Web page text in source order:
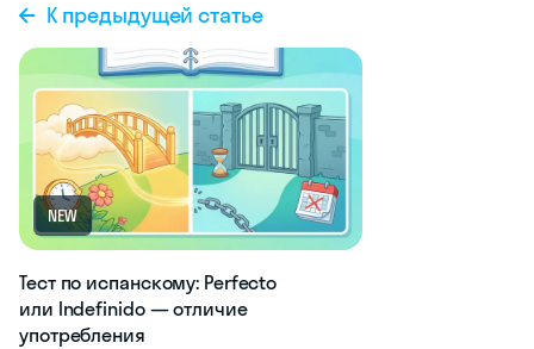
К предыдущей статье
NEW
Тест по испанскому: Perfecto
или Indefinido — отличие
употребления